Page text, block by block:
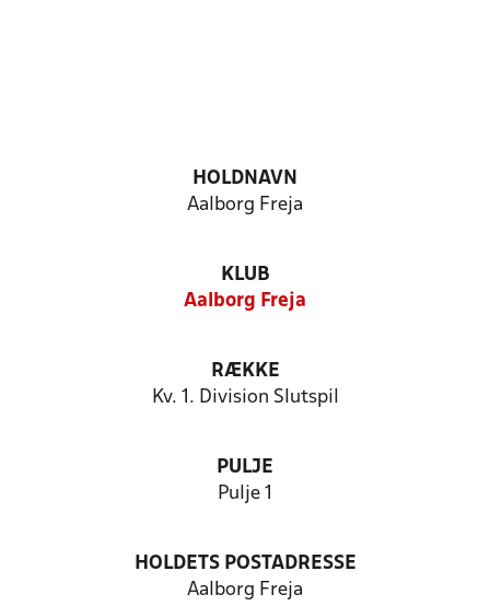
HOLDNAVN
Aalborg Freja
KLUB
Aalborg Freja
RÆKKE
Kv. 1. Division Slutspil
PULJE
Pulje 1
HOLDETS POSTADRESSE
Aalborg Freja